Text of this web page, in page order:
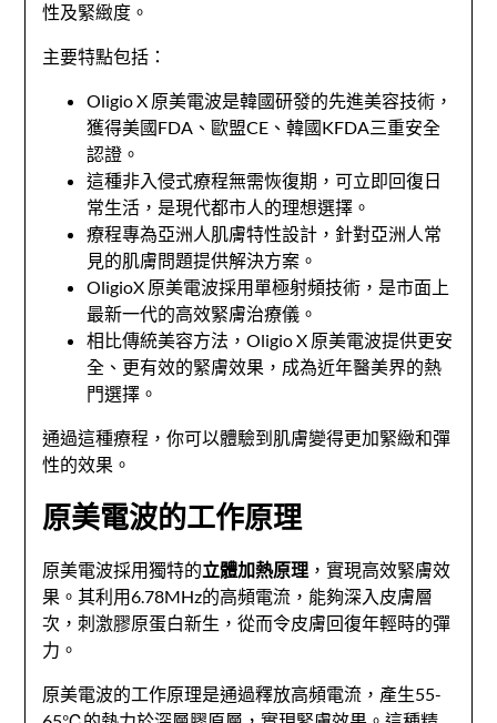
性及緊緻度。
主要特點包括：
Oligio X 原美電波是韓國研發的先進美容技術，
獲得美國FDA、歐盟CE、韓國KFDA三重安全
認證。
這種非入侵式療程無需恢復期，可立即回復日
常生活，是現代都市人的理想選擇。
療程專為亞洲人肌膚特性設計，針對亞洲人常
見的肌膚問題提供解決方案。
OligioX 原美電波採用單極射頻技術，是市面上
最新一代的高效緊膚治療儀。
相比傳統美容方法，Oligio X 原美電波提供更安
全、更有效的緊膚效果，成為近年醫美界的熱
門選擇。
通過這種療程，你可以體驗到肌膚變得更加緊緻和彈
性的效果。
原美電波的工作原理
原美電波採用獨特的立體加熱原理 ，實現高效緊膚效
果。其利用6.78MHz的高頻電流，能夠深入皮膚層
次，刺激膠原蛋白新生，從而令皮膚回復年輕時的彈
力。
原美電波的工作原理是通過釋放高頻電流，產生55-